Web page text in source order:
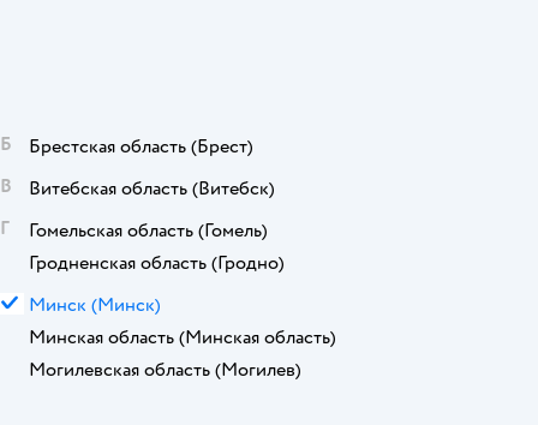
Б Брестская область (Брест)
В
Витебская область (Витебск)
Г
Гомельская область (Гомель)
Гродненская область (Гродно)
М Минск (Минск)
Минская область (Минская область)
Могилевская область (Могилев)